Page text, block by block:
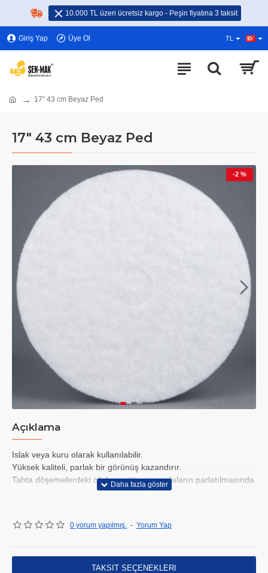
10.000 TL üzeri ücretsiz kargo - Peşin fiyatına 3 taksit
Giriş Yap Üye Ol TL
17" 43 cm Beyaz Ped
17" 43 cm Beyaz Ped
-2 %
Açıklama
Islak veya kuru olarak kullanılabilir.
Yüksek kaliteli, parlak bir görünüş kazandırır.
Tahta döşemelerdeki cilalar ve tüm ince cilaların parlatılmasında
Koli içeriği 5 adettir.0 yorum yapılmış. - Yorum Yap
TAKSIT SEÇENEKLERI